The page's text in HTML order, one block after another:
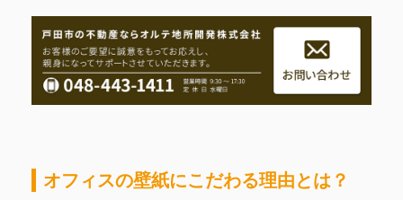
オフィスの壁紙にこだわる理由とは？